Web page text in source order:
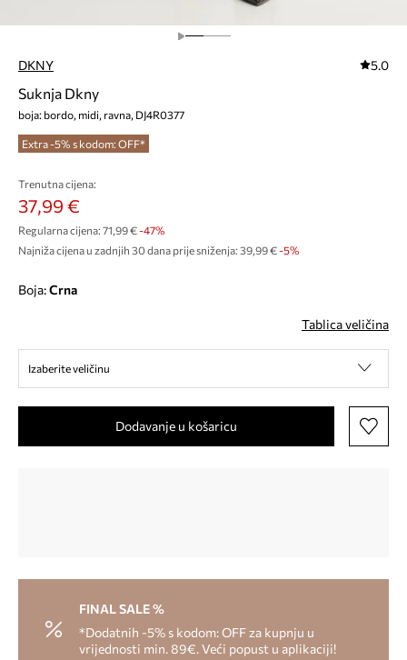
DKNY 5.0
Suknja Dkny
boja: bordo, midi, ravna, DJ4R0377
Extra -5% s kodom: OFF*
Trenutna cijena:
37,99 €
Regularna cijena: 71,99 €-47%
Najniža cijena u zadnjih 30 dana prije sniženja: 39,99 € -5%
Boja: crna
Tablica veličina
Izaberite veličinu
Dodavanje u košaricu
FINAL SALE %
*Dodatnih -5% s kodom: OFF za kupnju u
vrijednosti min. 89€. Veći popust u aplikaciji!